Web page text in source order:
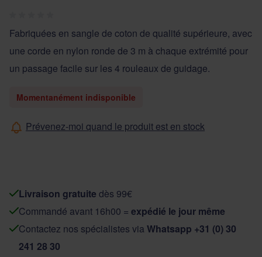
Fabriquées en sangle de coton de qualité supérieure, avec
une corde en nylon ronde de 3 m à chaque extrémité pour
un passage facile sur les 4 rouleaux de guidage.
Momentanément indisponible
Prévenez-moi quand le produit est en stock
Livraison gratuite dès 99€
Commandé avant 16h00 = expédié le jour même
Contactez nos spécialistes via Whatsapp +31 (0) 30
241 28 30